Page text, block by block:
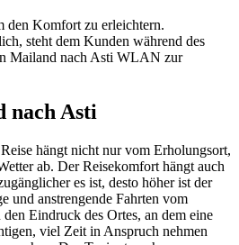
den Komfort zu erleichtern.
steht dem Kunden während des
Mailand nach Asti WLAN zur
nach Asti
hängt nicht nur vom Erholungsort,
ab. Der Reisekomfort hängt auch
es ist, desto höher ist der
und anstrengende Fahrten vom
Eindruck des Ortes, an dem eine
viel Zeit in Anspruch nehmen